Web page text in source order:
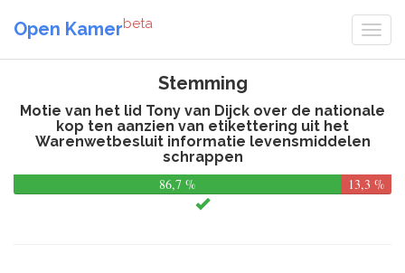
Open Kamerbeta
Stemming
Motie van het lid Tony van Dijck over de nationale
kop ten aanzien van etikettering uit het
Warenwetbesluit informatie levensmiddelen
schrappen
86,7 %
13,3 %